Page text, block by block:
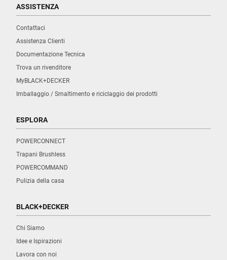
ASSISTENZA
Contattaci
Assistenza Clienti
Documentazione Tecnica
Trova un rivenditore
MyBLACK+DECKER
Imballaggio / Smaltimento e riciclaggio dei prodotti
ESPLORA
POWERCONNECT
Trapani Brushless
POWERCOMMAND
Pulizia della casa
BLACK+DECKER
Chi Siamo
Idee e Ispirazioni
Lavora con noi